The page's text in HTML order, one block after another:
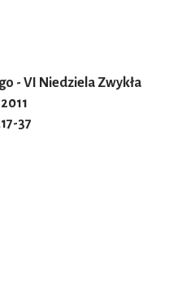
- VI Niedziela Zwykła
37